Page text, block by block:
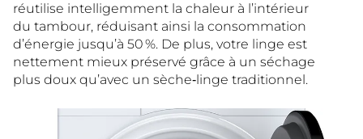
réutilise intelligemment la chaleur à l’intérieur
du tambour, réduisant ainsi la consommation
d’énergie jusqu’à 50 %. De plus, votre linge est
nettement mieux préservé grâce à un séchage
plus doux qu’avec un sèche‑linge traditionnel.